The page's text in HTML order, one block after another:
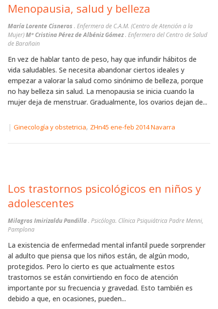
Menopausia, salud y belleza
María Lorente Cisneros . Enfermera de C.A.M. (Centro de Atención a la
Mujer)Mª Cristina Pérez de Albéniz Gómez. Enfermera del Centro de Salud
de Barañain
En vez de hablar tanto de peso, hay que infundir hábitos de
vida saludables. Se necesita abandonar ciertos ideales y
empezar a valorar la salud como sinónimo de belleza, porque
no hay belleza sin salud. La menopausia se inicia cuando la
mujer deja de menstruar. Gradualmente, los ovarios dejan de...
| Ginecología y obstetricia, ZHn45 ene-feb 2014 Navarra
Los trastornos psicológicos en niños y
adolescentes
Milagros Imirizaldu Pandilla. Psicóloga. Clínica Psiquiátrica Padre Menni,
Pamplona
La existencia de enfermedad mental infantil puede sorprender
al adulto que piensa que los niños están, de algún modo,
protegidos. Pero lo cierto es que actualmente estos
trastornos se están convirtiendo en foco de atención
importante por su frecuencia y gravedad. Esto también es
debido a que, en ocasiones, pueden...